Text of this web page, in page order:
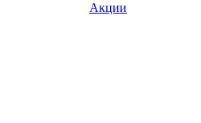
Акции